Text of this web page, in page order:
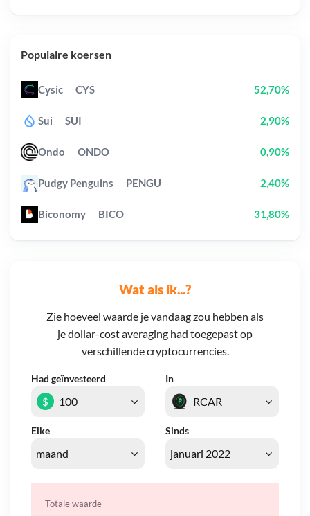
Wat als ik...?
Zie hoeveel waarde je vandaag zou hebben als
je dollar-cost averaging had toegepast op
verschillende cryptocurrencies.
Had geïnvesteerd In
Elke Sinds
$
Totale waarde
Populaire koersen
Cysic CYS 52,70%
Sui SUI 2,90%
Ondo ONDO 0,90%
Pudgy Penguins PENGU 2,40%
Biconomy BICO 31,80%